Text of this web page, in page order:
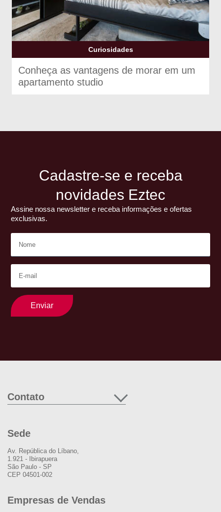
Curiosidades
Conheça as vantagens de morar em um
apartamento studio
Cadastre-se e receba
novidades Eztec
Assine nossa newsletter e receba informações e ofertas
exclusivas.
Enviar
Contato
Sede
Av. República do Líbano,
1.921 - Ibirapuera
São Paulo - SP
CEP 04501-002
Empresas de Vendas